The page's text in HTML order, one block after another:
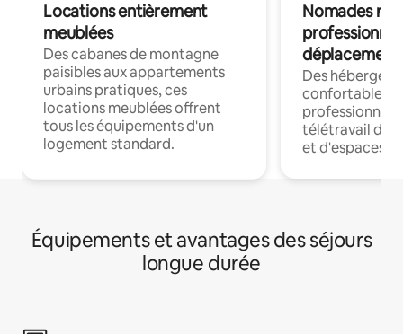
Locations entièrement
meublées
Des cabanes de montagne
paisibles aux appartements
urbains pratiques, ces
locations meublées offrent
tous les équipements d'un
logement standard.
Nomades
déplacement
Des
confortables
professionnels
télétravail
et d'espaces
Équipements et avantages des séjours
longue durée